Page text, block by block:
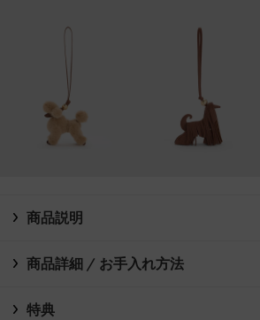
商品説明
商品詳細 / お手入れ方法
特典